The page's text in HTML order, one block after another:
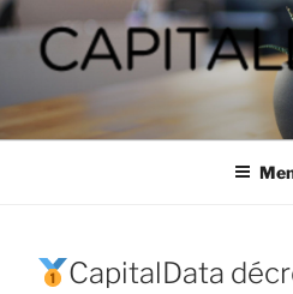
Aller
au
contenu
principal
CAPITALDATA
People-based marketing solutions
CapitalData